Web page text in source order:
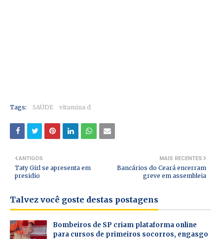
Tags: SAÚDE vitamina d
MAIS RECENTES
Bancários do Ceará encerram
greve em assembleia
ANTIGOS
Taty Girl se apresenta em
presidio
Talvez você goste destas postagens
Bombeiros de SP criam plataforma online
para cursos de primeiros socorros, engasgo